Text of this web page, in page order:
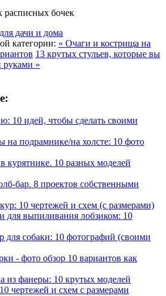
дачи и дома
категории: « Очаги и кострища на
13 крутых стульев, которые вы
руками »
10 идей, чтобы сделать своими
на подрамнике/на холсте: 10 фото
курятнике. 10 разных моделей
бар. 8 проектов собственными
10 чертежей и схем (с размерами)
для выпиливания лобзиком: 10
для собаки: 10 фотографий (своими
- фото обзор 10 вариантов как
из фанеры: 10 крутых моделей
чертежей и схем с размерами